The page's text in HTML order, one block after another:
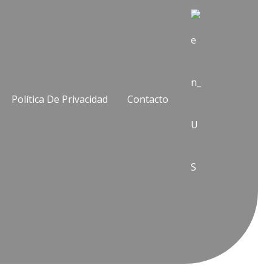
Política De Privacidad Contacto